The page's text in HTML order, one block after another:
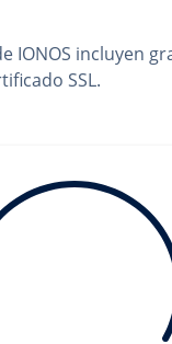
IONOS incluyen
SSL.